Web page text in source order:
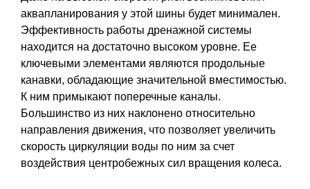
аквапланирования у этой шины будет минимален.
Эффективность работы дренажной системы
находится на достаточно высоком уровне. Ее
ключевыми элементами являются продольные
канавки, обладающие значительной вместимостью.
К ним примыкают поперечные каналы.
Большинство из них наклонено относительно
направления движения, что позволяет увеличить
скорость циркуляции воды по ним за счет
воздействия центробежных сил вращения колеса.